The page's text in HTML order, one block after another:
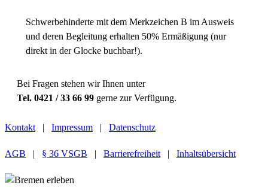
Schwerbehinderte mit dem Merkzeichen B im Ausweis
und deren Begleitung erhalten 50% Ermäßigung (nur
direkt in der Glocke buchbar!).
Bei Fragen stehen wir Ihnen unter
Tel. 0421 / 33 66 99 gerne zur Verfügung.
Kontakt | Impressum | Datenschutz
AGB | § 36 VSGB | Barrierefreiheit | Inhaltsübersicht